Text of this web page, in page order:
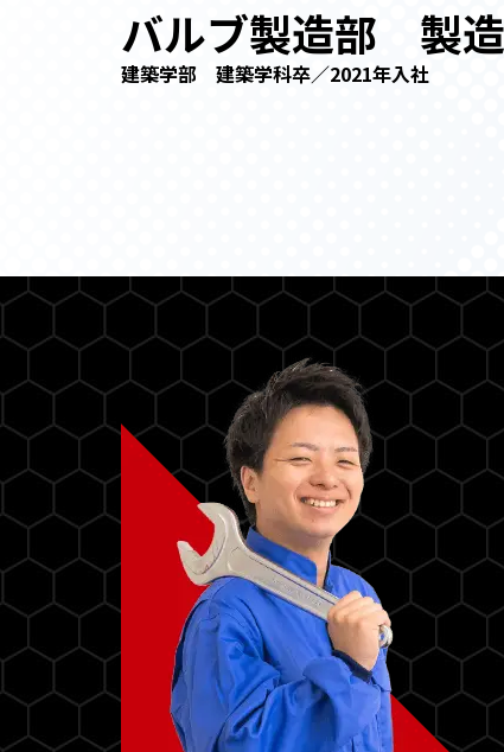
バルブ製造部 製
建築学部 建築学科卒／2021年入社